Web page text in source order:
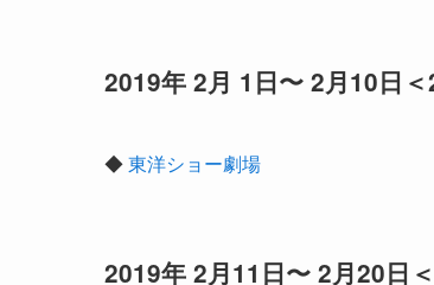
2019年 2月 1日〜 2月10日＜
◆東洋ショー劇場
2019年 2月11日〜 2月20日